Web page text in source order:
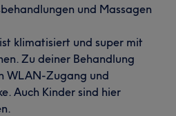
und Massagen
klimatisiert und super mit
Zu deiner Behandlung
WLAN-Zugang und
Auch Kinder sind hier